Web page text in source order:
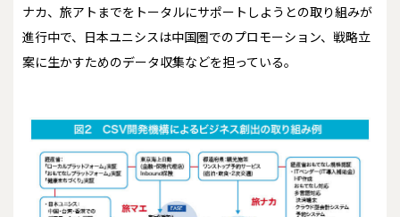
ナカ、旅アトまでをトータルにサポートしようとの取り組みが
進行中で、日本ユニシスは中国圏でのプロモーション、戦略立
案に生かすためのデータ収集などを担っている。